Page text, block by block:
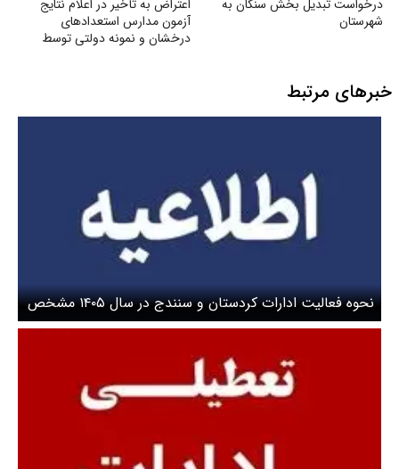
درخواست تبدیل بخش سنگان به
شهرستان
اعتراض به تأخیر در اعلام نتایج
آزمون مدارس استعدادهای
درخشان و نمونه دولتی توسط
خبرهای مرتبط
نحوه فعالیت ادارات کردستان و سنندج در سال ۱۴۰۵ مشخص
شد